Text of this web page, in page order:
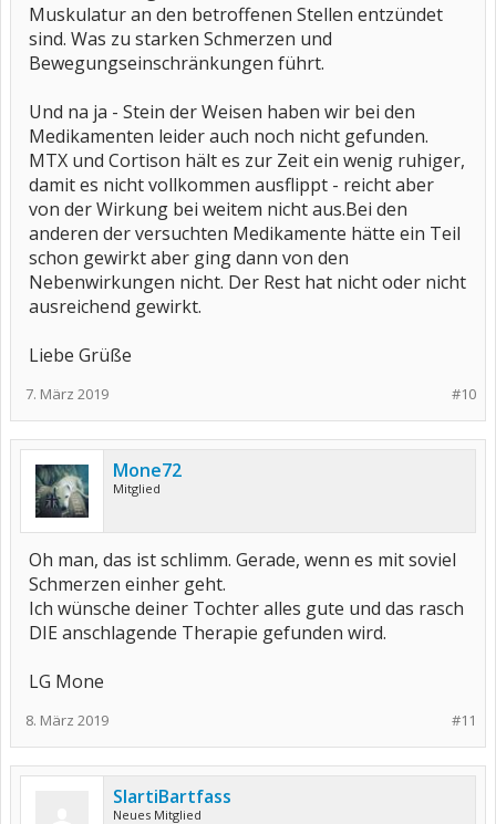
Muskulatur an den betroffenen Stellen entzündet
sind. Was zu starken Schmerzen und
Bewegungseinschränkungen führt.
Und na ja - Stein der Weisen haben wir bei den
Medikamenten leider auch noch nicht gefunden.
MTX und Cortison hält es zur Zeit ein wenig ruhiger,
damit es nicht vollkommen ausflippt - reicht aber
von der Wirkung bei weitem nicht aus.Bei den
anderen der versuchten Medikamente hätte ein Teil
schon gewirkt aber ging dann von den
Nebenwirkungen nicht. Der Rest hat nicht oder nicht
ausreichend gewirkt.
Liebe Grüße
#10
7. März 2019
Mone72
Mitglied
Oh man, das ist schlimm. Gerade, wenn es mit soviel
Schmerzen einher geht.
Ich wünsche deiner Tochter alles gute und das rasch
DIE anschlagende Therapie gefunden wird.
LG Mone
#11
8. März 2019
SlartiBartfass
Neues Mitglied